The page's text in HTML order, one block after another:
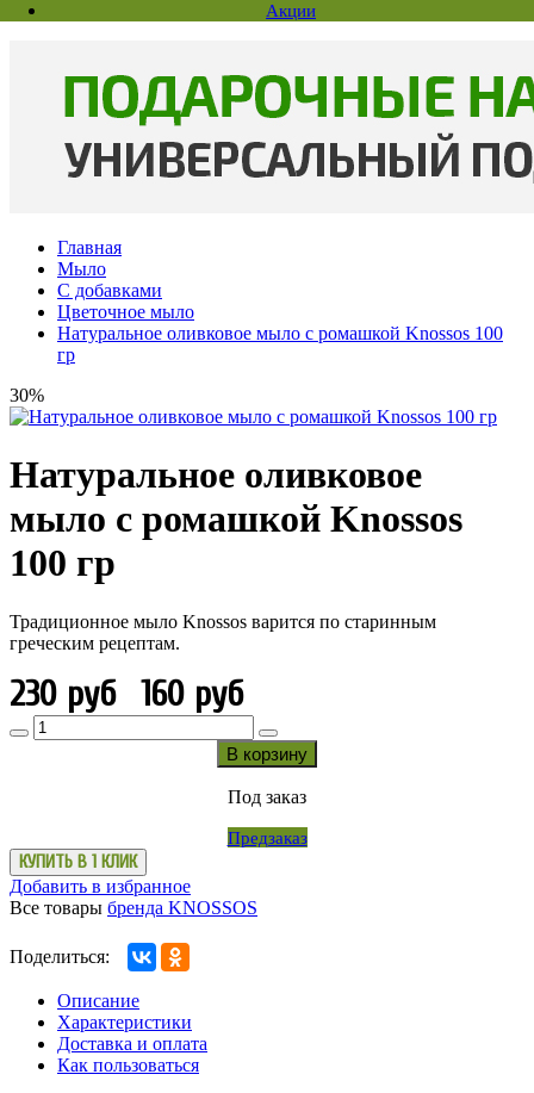
Акции
Главная
Мыло
С добавками
Цветочное мыло
Натуральное оливковое мыло с ромашкой Knossos 100
гр
30%
Натуральное оливковое
мыло с ромашкой Knossos
100 гр
Традиционное мыло Knossos варится по старинным
греческим рецептам.
230 руб 160 руб
В корзину
Под заказ
Предзаказ
КУПИТЬ В 1 КЛИК
Добавить в избранное
Все товары бренда KNOSSOS
Поделиться:
Описание
Характеристики
Доставка и оплата
Как пользоваться